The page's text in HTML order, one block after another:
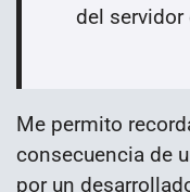
del
Me permito
consecuencia de
por un